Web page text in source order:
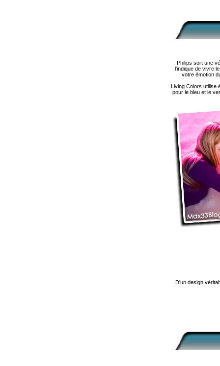
Philips sort une
l'indique de vivre
votre émotion
Living Colors utilise
pour le bleu et le
D'un design